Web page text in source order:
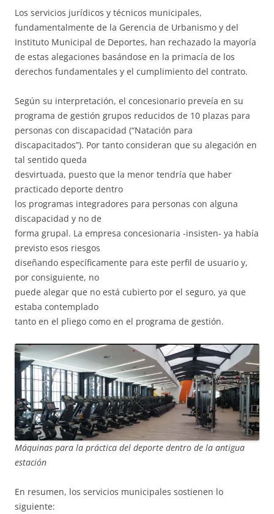
Los servicios jurídicos y técnicos municipales,
fundamentalmente de la Gerencia de Urbanismo y del
Instituto Municipal de Deportes, han rechazado la mayoría
de estas alegaciones basándose en la primacía de los
derechos fundamentales y el cumplimiento del contrato.
Según su interpretación, el concesionario preveía en su
programa de gestión grupos reducidos de 10 plazas para
personas con discapacidad (“Natación para
discapacitados”). Por tanto consideran que su alegación en
tal sentido queda
desvirtuada, puesto que la menor tendría que haber
practicado deporte dentro
los programas integradores para personas con alguna
discapacidad y no de
forma grupal. La empresa concesionaria -insisten- ya había
previsto esos riesgos
diseñando específicamente para este perfil de usuario y,
por consiguiente, no
puede alegar que no está cubierto por el seguro, ya que
estaba contemplado
tanto en el pliego como en el programa de gestión.
Máquinas para la práctica del deporte dentro de la antigua
estación
En resumen, los servicios municipales sostienen lo
siguiente: